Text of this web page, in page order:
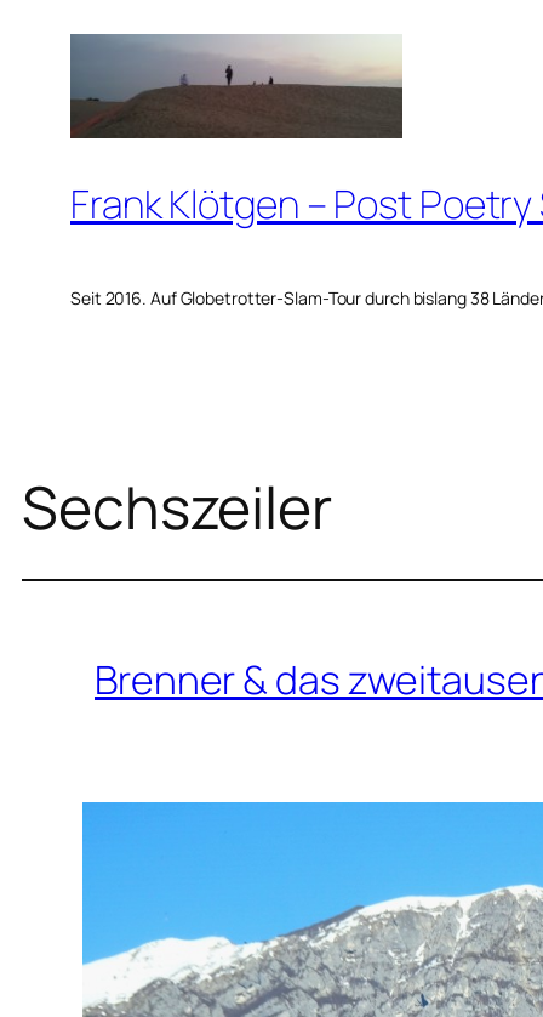
springen
Frank Klötgen – Post
Seit 2016. Auf Globetrotter-Slam-Tour durch bislang 38
Sechszeiler
Brenner & das